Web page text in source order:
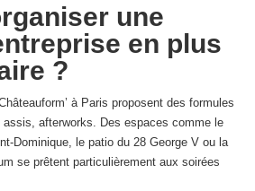
une
en plus
?
à Paris proposent des formules
afterworks. Des espaces comme le
Dominique, le patio du 28 George V ou la
se prêtent particulièrement aux soirées